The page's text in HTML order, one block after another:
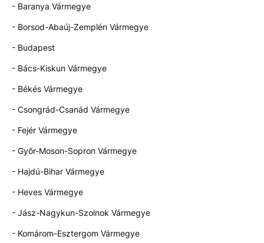
- Baranya Vármegye
- Borsod-Abaúj-Zemplén Vármegye
- Budapest
- Bács-Kiskun Vármegye
- Békés Vármegye
- Csongrád-Csanád Vármegye
- Fejér Vármegye
- Győr-Moson-Sopron Vármegye
- Hajdú-Bihar Vármegye
- Heves Vármegye
- Jász-Nagykun-Szolnok Vármegye
- Komárom-Esztergom Vármegye